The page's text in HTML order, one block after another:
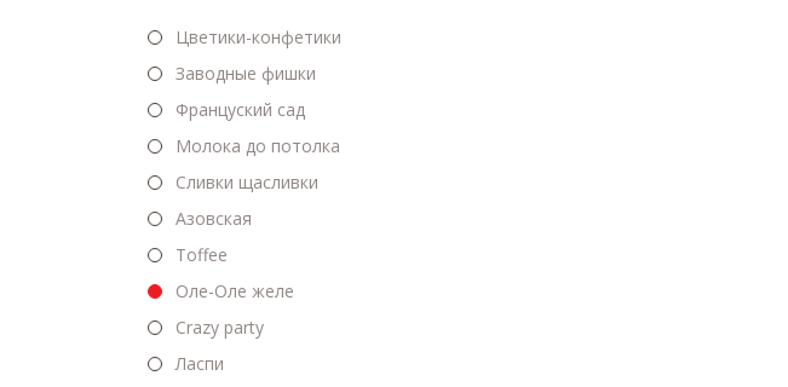
Цветики-конфетики
Заводные фишки
Француский сад
Молока до потолка
Сливки щасливки
Азовская
Toffee
Оле-Оле желе
Crazy party
Ласпи